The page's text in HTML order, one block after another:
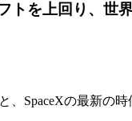
トを上回り、世
、SpaceXの最新の